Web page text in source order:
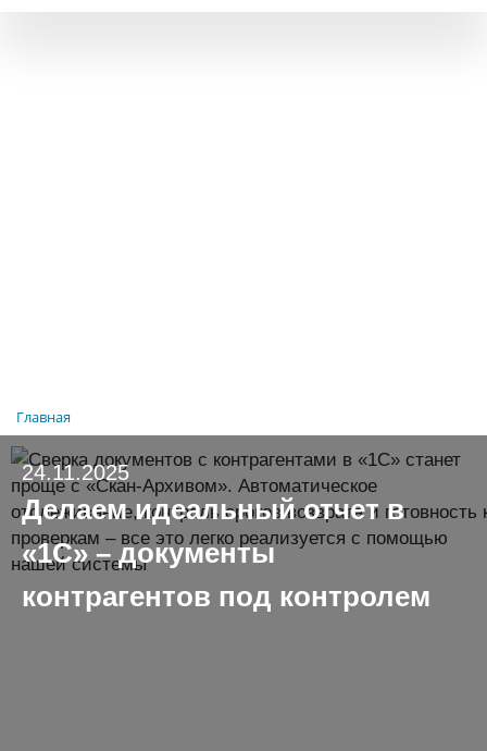
Главная
24.11.2025
Делаем идеальный отчет в
«1С» – документы
контрагентов под контролем